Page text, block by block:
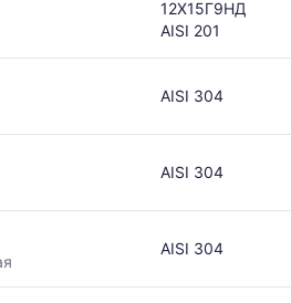
12Х15Г9НД
AISI 201
AISI 304
AISI 304
AISI 304